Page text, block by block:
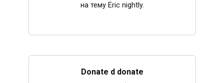
на тему Eric nightly.
Donate d donate